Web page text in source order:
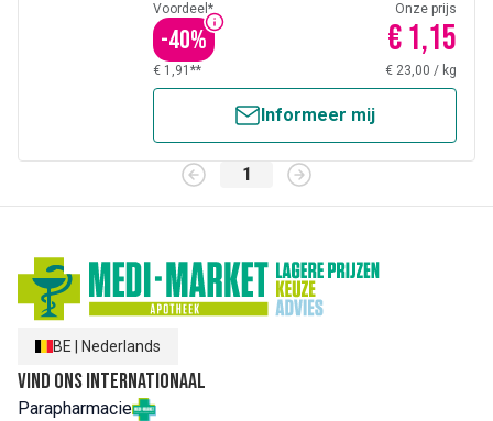
Voordeel*
-40%
Onze prijs
€ 1,15
€ 1,91** € 23,00 / kg
Informeer mij
1
BE Nederlands
Vind ons internationaal
Parapharmacie